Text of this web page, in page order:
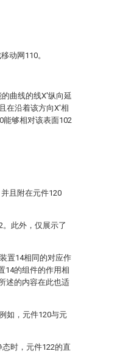
动网110。
曲线的线X'纵向延
在沿着该方向X'相
能够相对该表面102
且附在元件120
此外，仅展示了
置14相同的对应作
14的组件的作用相
述的内容在此也适
如，元件120与元
时，元件122的直